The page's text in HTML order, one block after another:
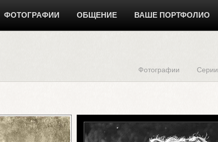
ФОТОГРАФИИ ОБЩЕНИЕ ВАШЕ ПОРТФОЛИО
Фотографии Серии